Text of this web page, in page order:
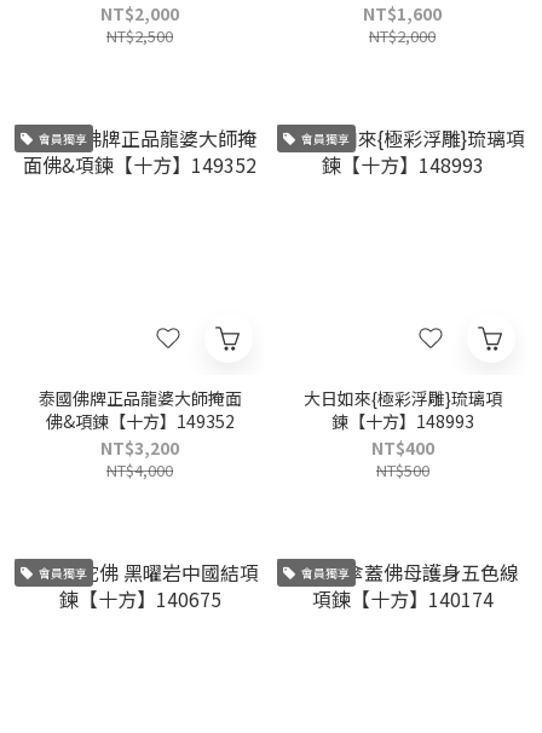
NT$2,000
NT$2,500
NT$1,600
NT$2,000
會員獨享
泰國佛牌正品龍婆大師掩面
佛&項鍊【十方】149352
NT$3,200
NT$4,000
會員獨享
大日如來{極彩浮雕}琉璃項
鍊【十方】148993
NT$400
NT$500
會員獨享 會員獨享